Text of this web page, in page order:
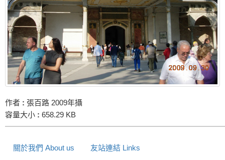
作者 : 張百路 2009年攝
容量大小 : 658.29 KB
關於我們 About us 友站連結 Links